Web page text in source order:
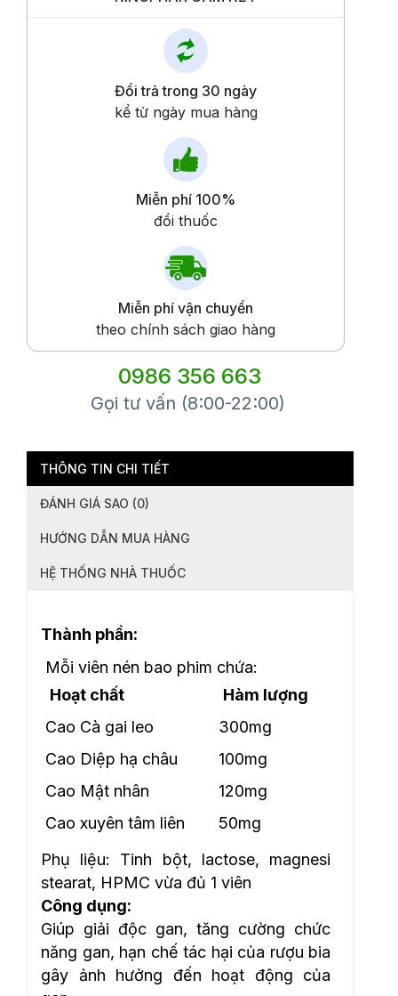
Đổi trả trong 30 ngày
kể từ ngày mua hàng
Miễn phí 100%
đổi thuốc
Miễn phí vận chuyển
theo chính sách giao hàng
0986 356 663
Gọi tư vấn (8:00-22:00)
THÔNG TIN CHI TIẾT
ĐÁNH GIÁ SAO (0)
HƯỚNG DẪN MUA HÀNG
HỆ THỐNG NHÀ THUỐC
Thành phần:
Mỗi viên nén bao phim chứa:
Hoạt chất
Hàm lượng
Cao Cà gai leo
300mg
Cao Diệp hạ châu
100mg
Cao Mật nhân
120mg
Cao xuyên tâm liên
50mg
Phụ liệu: Tinh bột, lactose, magnesi
stearat, HPMC vừa đủ 1 viên
Công dụng:
Giúp giải độc gan, tăng cường chức
năng gan, hạn chế tác hại của rượu bia
gây ảnh hưởng đến hoạt động của